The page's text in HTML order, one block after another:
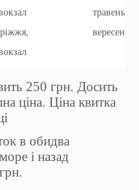
травень-
вересень
250 грн. Досить
ціна. Ціна квитка
в обидва
і назад